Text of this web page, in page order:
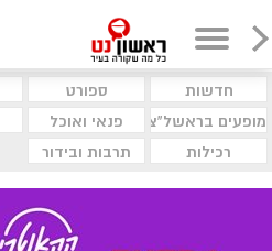
חדשות ספורט
מופעים בראשל"צ
פנאי ואוכל
רכילות
תרבות ובידור